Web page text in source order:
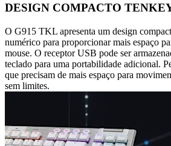
DESIGN COMPACTO
O G915 TKL apresenta um design
numérico para proporcionar mais espaço
mouse. O receptor USB pode ser
teclado para uma portabilidade adicional.
que precisam de mais espaço para
sem limites.